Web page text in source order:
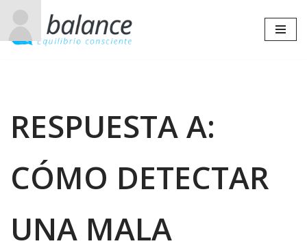
Saltar
RESPUESTA A:
CÓMO DETECTAR
UNA MALA